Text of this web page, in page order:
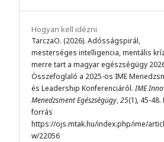
Hogyan kell idézni
TarczaO. (2026). Adósságspirál,
mesterséges intelligencia, mentális
merre tart a magyar egészségügy
Összefoglaló a 2025-ös IME
és Leadership Konferenciáról.IME
Menedzsment Egészségügy,25(1), 45-48.
forrás
https://ojs.mtak.hu/index.php/ime/
w/22056